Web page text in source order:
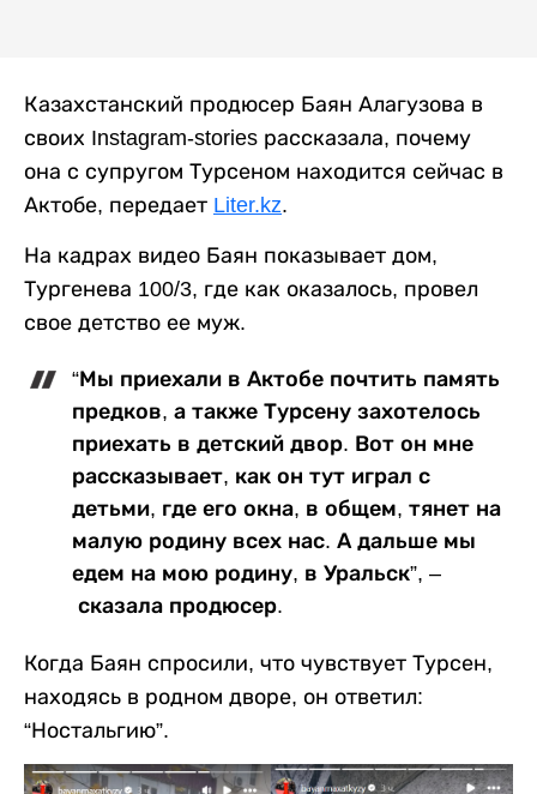
Казахстанский продюсер Баян Алагузова в
своих Instagram-stories рассказала, почему
она с супругом Турсеном находится сейчас в
Актобе, передает Liter.kz.
На кадрах видео Баян показывает дом,
Тургенева 100/3, где как оказалось, провел
свое детство ее муж.
“Мы приехали в Актобе почтить память
предков, а также Турсену захотелось
приехать в детский двор. Вот он мне
рассказывает, как он тут играл с
детьми, где его окна, в общем, тянет на
малую родину всех нас. А дальше мы
едем на мою родину, в Уральск”, –
сказала продюсер.
Когда Баян спросили, что чувствует Турсен,
находясь в родном дворе, он ответил:
“Ностальгию”.